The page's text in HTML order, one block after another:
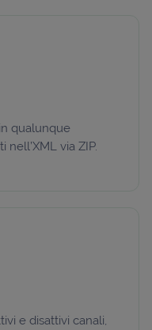
qualunque
via ZIP.
e disattivi canali,